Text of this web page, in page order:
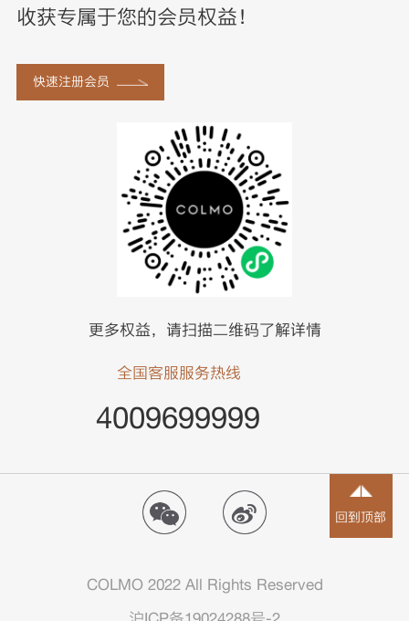
收获专属于您的会员权益！
快速注册会员
全国客服服务热线
4009699999
更多权益，请扫描二维码了解详情
回到顶部
COLMO 2022 All Rights Reserved